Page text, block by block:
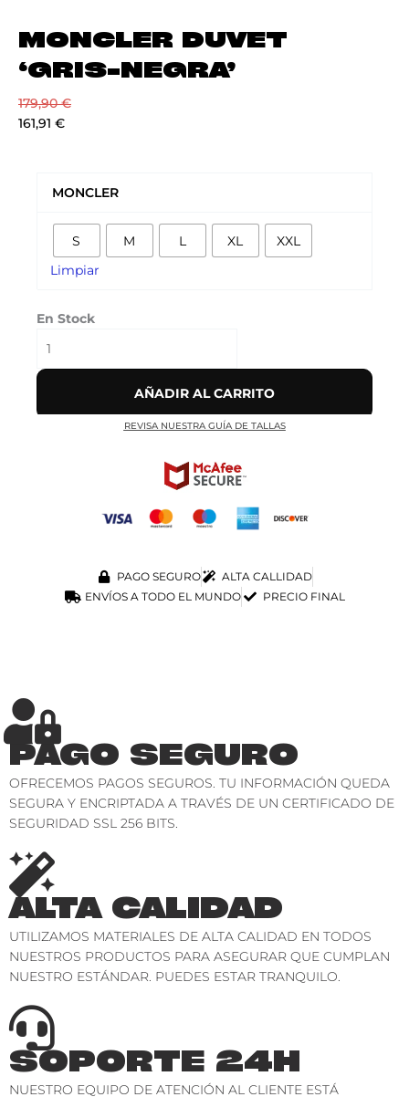
MONCLER DUVET
‘GRIS-NEGRA’
179,90€
161,91 €
MONCLER
S M L XL XXL
Limpiar
En Stock
NEGRA’
cantidad
AÑADIR AL CARRITO
REVISA NUESTRA GUÍA DE TALLAS
PAGO SEGURO
ALTA CALLIDAD
ENVÍOS A TODO EL MUNDO
PRECIO FINAL
PAGO SEGURO
OFRECEMOS PAGOS SEGUROS. TU INFORMACIÓN QUEDA
SEGURA Y ENCRIPTADA A TRAVÉS DE UN CERTIFICADO DE
SEGURIDAD SSL 256 BITS.
ALTA CALIDAD
UTILIZAMOS MATERIALES DE ALTA CALIDAD EN TODOS
NUESTROS PRODUCTOS PARA ASEGURAR QUE CUMPLAN
NUESTRO ESTÁNDAR. PUEDES ESTAR TRANQUILO.
SOPORTE 24H
NUESTRO EQUIPO DE ATENCIÓN AL CLIENTE ESTÁ